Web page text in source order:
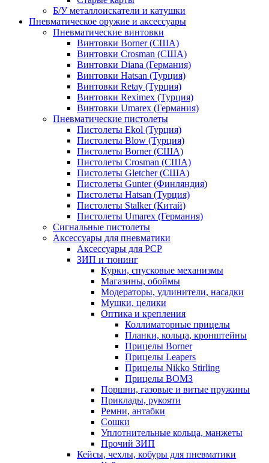
Б/У металлоискатели и катушки
Пневматическое оружие и аксессуары
Пневматические винтовки
Винтовки Borner (США)
Винтовки Crosman (США)
Винтовки Diana (Германия)
Винтовки Hatsan (Турция)
Винтовки Retay (Турция)
Винтовки Reximex (Турция)
Винтовки Umarex (Германия)
Пневматические пистолеты
Пистолеты Ekol (Турция)
Пистолеты Blow (Турция)
Пистолеты Borner (США)
Пистолеты Crosman (США)
Пистолеты Gletcher (США)
Пистолеты Gunter (Финляндия)
Пистолеты Hatsan (Турция)
Пистолеты Stalker (Китай)
Пистолеты Umarex (Германия)
Сигнальные пистолеты
Аксессуары для пневматики
Аксессуары для PCP
ЗИП и тюнинг
Курки, спусковые механизмы
Магазины, обоймы
Модераторы, удлинители, насадки
Мушки, целики
Оптика и крепления
Коллиматорные прицелы
Планки, кольца, кронштейны
Прицелы Borner
Прицелы Leapers
Прицелы Nikko Stirling
Прицелы ВОМЗ
Поршни, газовые и витые пружины
Приклады, рукояти
Ремни, антабки
Сошки
Уплотнительные кольца, манжеты
Прочий ЗИП
Кейсы, чехлы, кобуры для пневматики